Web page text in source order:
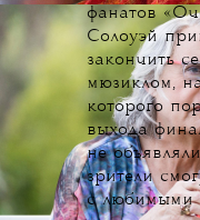
фанатов
Солоуэй
закончить
мюзиклом,
которого
выхода
не
зрители
с любимыми